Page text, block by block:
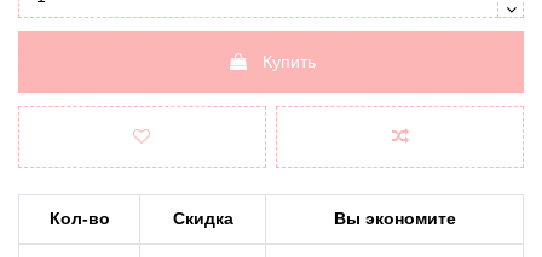
Купить
Кол-во Скидка Вы экономите